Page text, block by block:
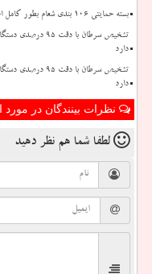
بسته حمایتی ۱۰۶ بندی شعام بطور کامل اجرا شود
تشخیص سرطان با
دارد
تشخیص سرطان با
دارد
نظرات بینندگان در
لطفا شما هم نظر دهید